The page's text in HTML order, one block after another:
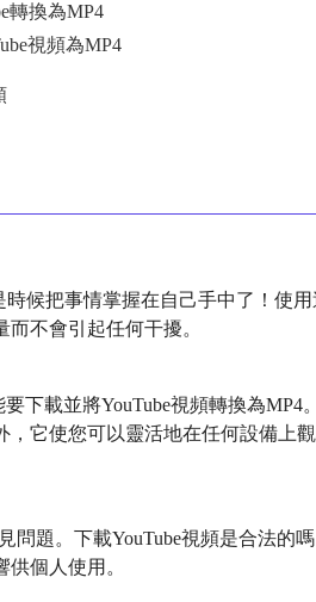
轉換為MP4
視頻為MP4
候把事情掌握在自己手中了！使
而不會引起任何干擾。
下載並將YouTube視頻轉換為MP4
它使您可以靈活地在任何設備上
問題。下載YouTube視頻是合法的
供個人使用。